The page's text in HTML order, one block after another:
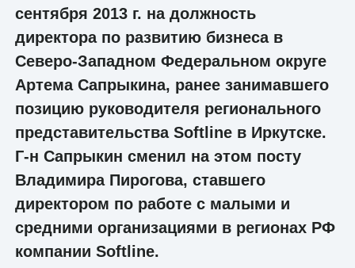
сентября 2013 г. на должность
директора по развитию бизнеса в
Северо-Западном Федеральном округе
Артема Сапрыкина, ранее занимавшего
позицию руководителя регионального
представительства Softline в Иркутске.
Г-н Сапрыкин сменил на этом посту
Владимира Пирогова, ставшего
директором по работе с малыми и
средними организациями в регионах РФ
компании Softline.